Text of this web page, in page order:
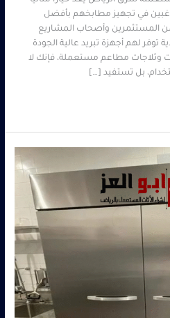
في تجهيز مطابخهم بأفضل
من المستثمرين وأصحاب المشاريع
لهم أجهزة تبريد عالية الجودة
وثلاجات مطاعم مستعملة، فإنك لا
بل تستفيد […]